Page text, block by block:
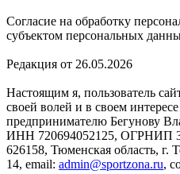
Согласие на обработку
субъектом персональных
Редакция от 26.05.2026
Настоящим я, пользователь
своей волей и в своем
предпринимателю Бегунову
ИНН 720694052125, ОГРНИП
626158, Тюменская область, г.
14, email: admin@sportzona.ru,